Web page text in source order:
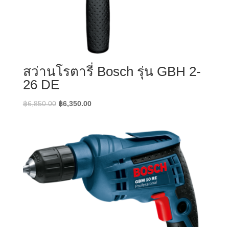
สว่านโรตารี่ Bosch รุ่น GBH 2-
26 DE
฿6,850.00 Original
฿6,850.00.
฿6,350.00Current
฿6,350.00.